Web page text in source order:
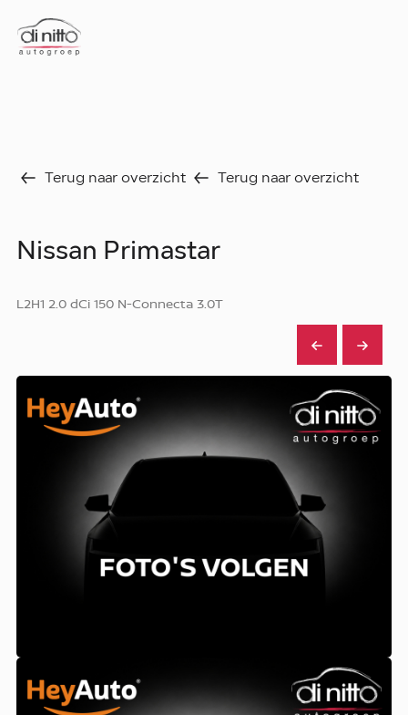
Vergelijk
Diensten
Autoverhuur
Terug naar overzicht Terug naar overzicht
Nissan Primastar
L2H1 2.0 dCi 150 N-Connecta 3.0T